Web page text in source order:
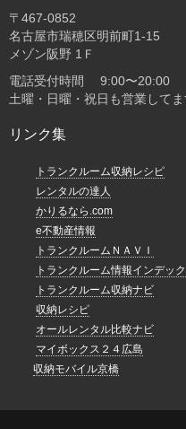
〒467-0852
名古屋市瑞穂区明前町1-15
メゾン阪野 1Ｆ
電話受付時間 9:00〜20:00
土曜・日曜・祝日も営業してま
リンク集
トランクルーム収納レシピ
レンタルの達人
かりるなら.com
e不動産情報
トランクルームＮＡＶＩ
トランクルーム情報インデッ
トランクルーム収納ナビ
収納レシピ
オールレンタル比較ナビ
マイボックス２４広島
収納モバイル京橋